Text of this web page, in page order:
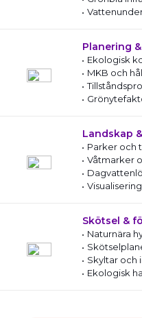
Planering
Ekologisk
MKB och
Landskap
Parker och
Våtmarker
Visualisering
Skötsel &
Naturnära
Skyltar och
Ekologisk